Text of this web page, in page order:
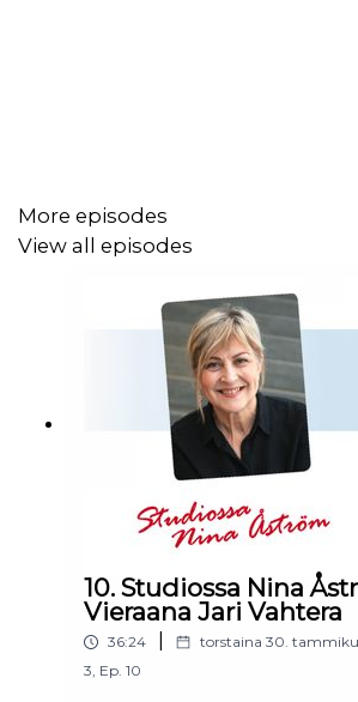
More episodes
View all episodes
10. Studiossa Nina
Vieraana Jari Vahtera
36:24 torstaina 30.
3, Ep. 10